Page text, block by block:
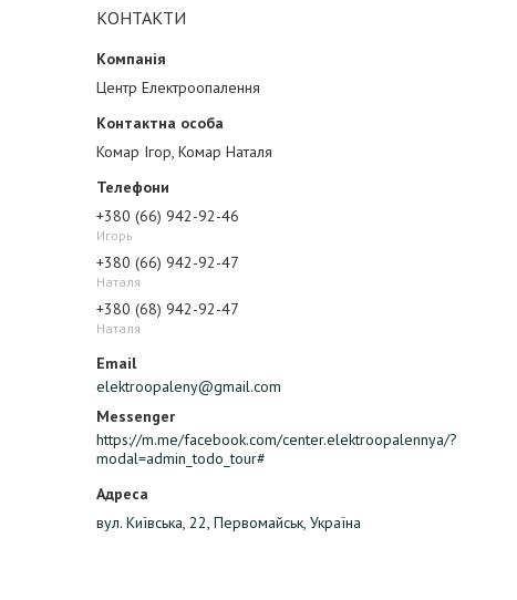
КОНТАКТИ
Центр Електроопалення
Комар Ігор, Комар Наталя
+380 (66) 942-92-46
Игорь
+380 (66) 942-92-47
Наталя
+380 (68) 942-92-47
Наталя
elektroopaleny@gmail.com
https://m.me/facebook.com/center.elektroopalennya/?
modal=admin_todo_tour#
вул. Київська, 22, Первомайськ, Україна